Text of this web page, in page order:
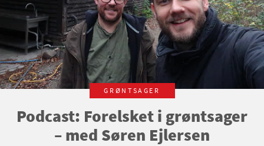
GRØNTSAGER
Podcast: Forelsket i grøntsager
– med Søren Ejlersen